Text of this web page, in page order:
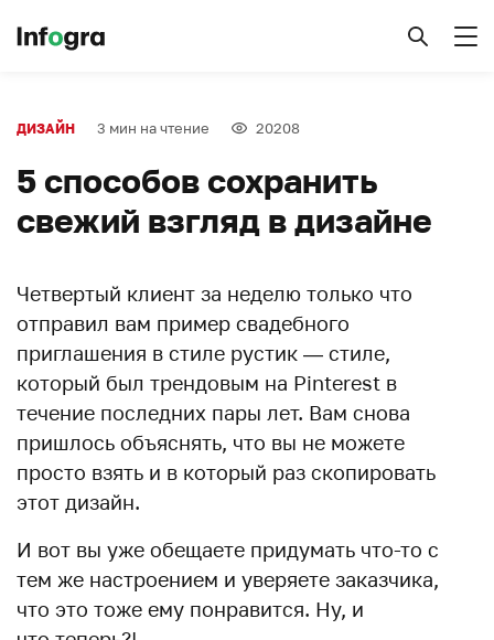
ДИЗАЙН 3 мин на чтение 20208
5 способов сохранить
свежий взгляд в дизайне
Четвертый клиент за неделю только что
отправил вам пример свадебного
приглашения в стиле рустик — стиле,
который был трендовым на Pinterest в
течение последних пары лет. Вам снова
пришлось объяснять, что вы не можете
просто взять и в который раз скопировать
этот дизайн.
И вот вы уже обещаете придумать что-то с
тем же настроением и уверяете заказчика,
что это тоже ему понравится. Ну, и